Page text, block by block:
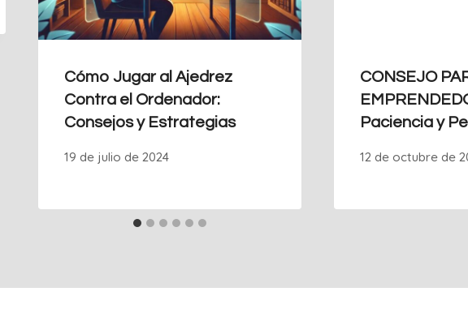
Cómo Jugar al Ajedrez
Contra el Ordenador:
Consejos y Estrategias
19 de julio de 2024
CONSEJO
Paciencia y
12 de octubre de